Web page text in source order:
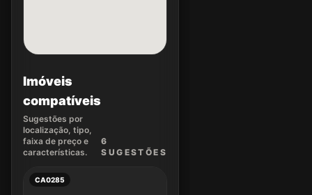
Imóveis
compatíveis
Sugestões por
localização, tipo,
faixa de preço e
características.
6
SUGEST ÕES
CA0285